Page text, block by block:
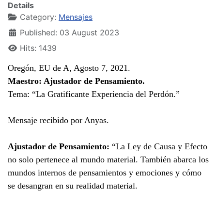
Details
Category: Mensajes
Published: 03 August 2023
Hits: 1439
Oregón, EU de A, Agosto 7, 2021.
Maestro: Ajustador de Pensamiento.
Tema: “La Gratificante Experiencia del Perdón.”
Mensaje recibido por Anyas.
Ajustador de Pensamiento: “La Ley de Causa y Efecto
no solo pertenece al mundo material. También abarca los
mundos internos de pensamientos y emociones y cómo
se desangran en su realidad material.